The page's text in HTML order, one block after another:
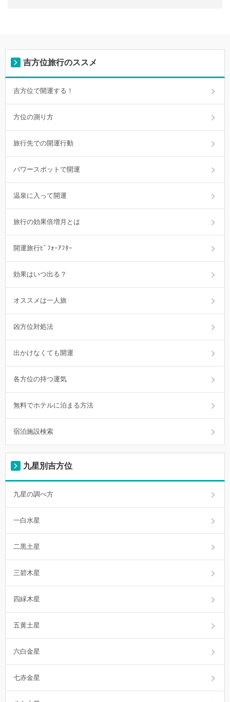
吉方位旅行のススメ
吉方位で開運する！
方位の測り方
旅行先での開運行動
パワースポットで開運
温泉に入って開運
旅行の効果倍増月とは
開運旅行ﾋﾞﾌｫｰｱﾌﾀｰ
効果はいつ出る？
オススメは一人旅
凶方位対処法
出かけなくても開運
各方位の持つ運気
無料でホテルに泊まる方法
宿泊施設検索
九星別吉方位
九星の調べ方
一白水星
二黒土星
三碧木星
四緑木星
五黄土星
六白金星
七赤金星